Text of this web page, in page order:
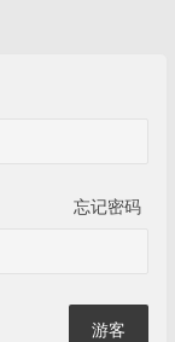
忘记密码
游客